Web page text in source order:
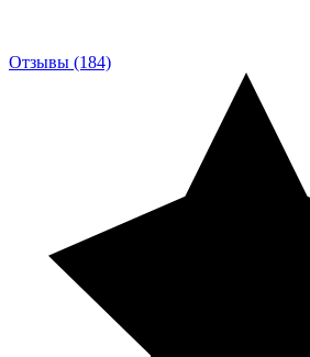
Отзывы (184)